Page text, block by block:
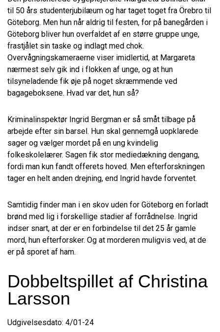
til 50 års studenterjubilæum og har taget toget fra Örebro til
Göteborg. Men hun når aldrig til festen, for på banegården i
Göteborg bliver hun overfaldet af en større gruppe unge,
frastjålet sin taske og indlagt med chok.
Overvågningskameraerne viser imidlertid, at Margareta
nærmest selv gik ind i flokken af unge, og at hun
tilsyneladende fik øje på noget skræmmende ved
bagageboksene. Hvad var det, hun så?
Kriminalinspektør Ingrid Bergman er så småt tilbage på
arbejde efter sin barsel. Hun skal gennemgå uopklarede
sager og vælger mordet på en ung kvindelig
folkeskolelærer. Sagen fik stor mediedækning dengang,
fordi man kun fandt offerets hoved. Men efterforskningen
tager en helt anden drejning, end Ingrid havde forventet.
Samtidig finder man i en skov uden for Göteborg en forladt
brønd med lig i forskellige stadier af forrådnelse. Ingrid
indser snart, at der er en forbindelse til det 25 år gamle
mord, hun efterforsker. Og at morderen muligvis ved, at de
er på sporet af ham.
Dobbeltspillet af Christina
Larsson
Udgivelsesdato: 4/01-24